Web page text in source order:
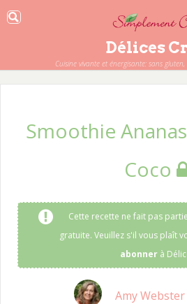
Délices
Cuisine vivante et énergisante: sans
Smoothie
Coco
Cette recette ne fait pas
gratuite. Veuillez s'il vous plaît
abonnerà
Amy Webster